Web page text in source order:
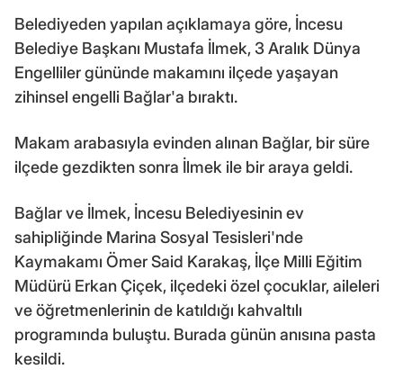
Belediyeden yapılan açıklamaya göre, İncesu
Belediye Başkanı Mustafa İlmek, 3 Aralık Dünya
Engelliler gününde makamını ilçede yaşayan
zihinsel engelli Bağlar'a bıraktı.
Makam arabasıyla evinden alınan Bağlar, bir süre
ilçede gezdikten sonra İlmek ile bir araya geldi.
Bağlar ve İlmek, İncesu Belediyesinin ev
sahipliğinde Marina Sosyal Tesisleri'nde
Kaymakamı Ömer Said Karakaş, İlçe Milli Eğitim
Müdürü Erkan Çiçek, ilçedeki özel çocuklar, aileleri
ve öğretmenlerinin de katıldığı kahvaltılı
programında buluştu. Burada günün anısına pasta
kesildi.